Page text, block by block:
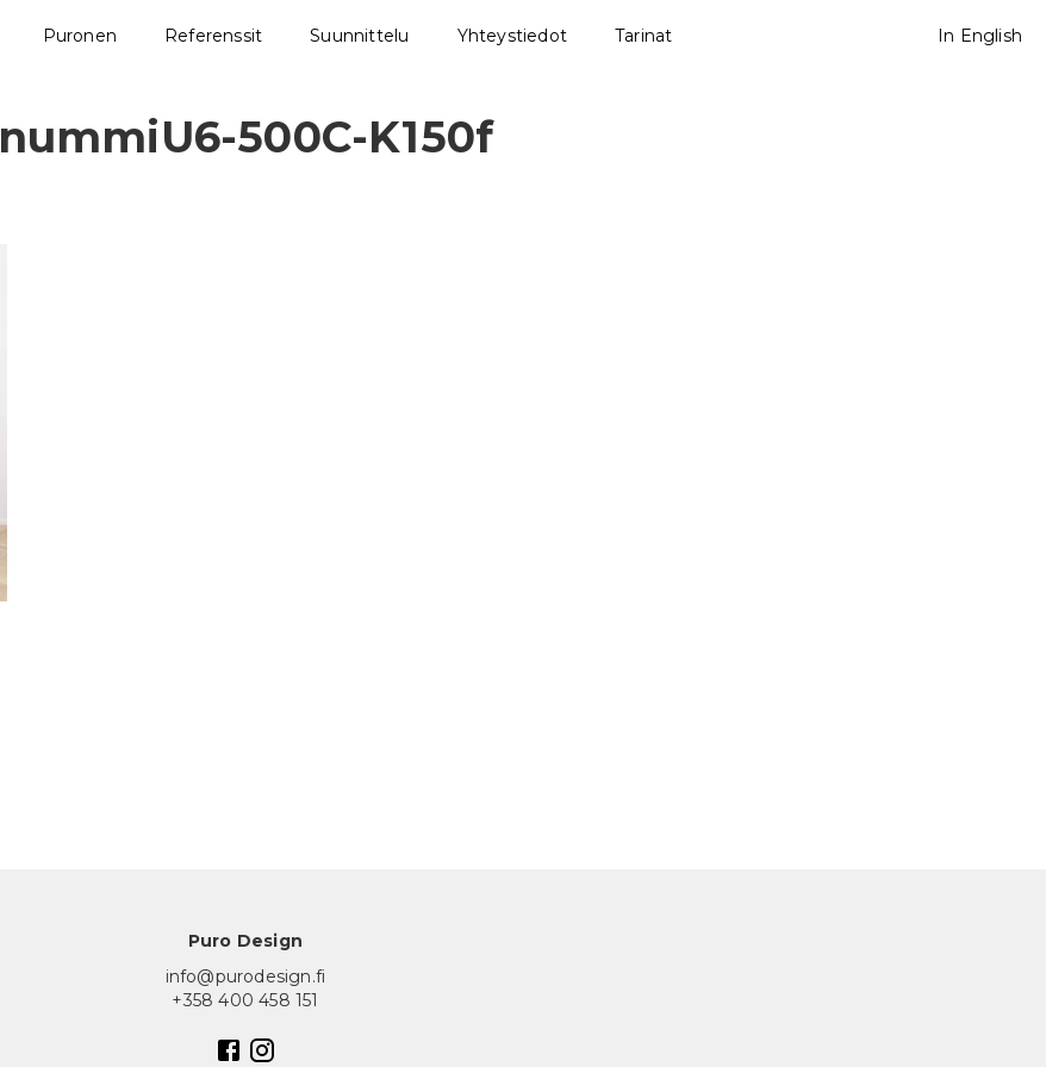
Puronen Referenssit Suunnittelu Yhteystiedot Tarinat In English
nummiU6-500C-K150f
Puro Design
info@purodesign.fi
+358 400 458 151